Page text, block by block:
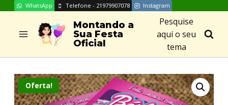
Skip
content
WhatsApp Telefone - 21979907078 Instagram
Montando a
Sua Festa
Oficial
Pesquise
aqui o seu
tema
Oferta!